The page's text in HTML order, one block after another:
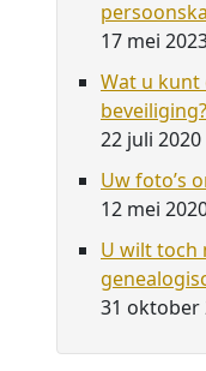
17 mei
Wat u
beveiliging?
22 juli 2020
Uw foto’s
12 mei
U wilt toch
31 oktober